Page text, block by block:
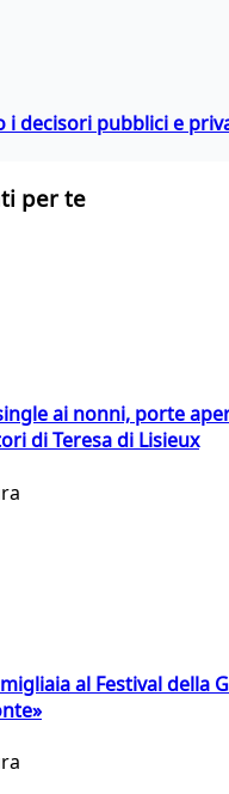
i decisori pubblici e
per te
ai nonni, porte
di Teresa di Lisieux
al Festival della